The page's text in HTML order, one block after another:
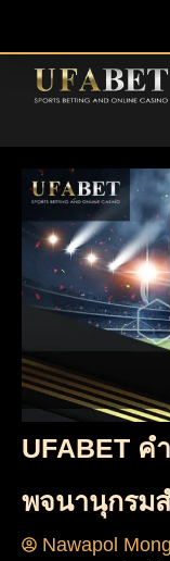
UFABET ค
พจนานุกรม
Nawapol